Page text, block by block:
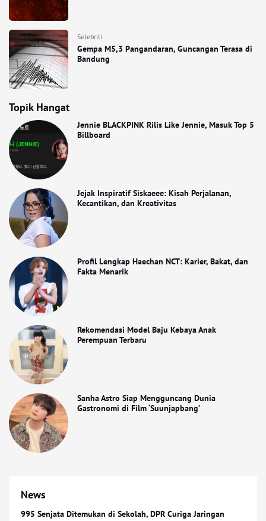
Selebriti
Gempa M5,3 Pangandaran, Guncangan Terasa di
Bandung
Topik Hangat
Jennie BLACKPINK Rilis Like Jennie, Masuk Top 5
Billboard
Jejak Inspiratif Siskaeee: Kisah Perjalanan,
Kecantikan, dan Kreativitas
Profil Lengkap Haechan NCT: Karier, Bakat, dan
Fakta Menarik
Rekomendasi Model Baju Kebaya Anak
Perempuan Terbaru
Sanha Astro Siap Mengguncang Dunia
Gastronomi di Film ‘Suunjapbang’
News
995 Senjata Ditemukan di Sekolah, DPR Curiga Jaringan